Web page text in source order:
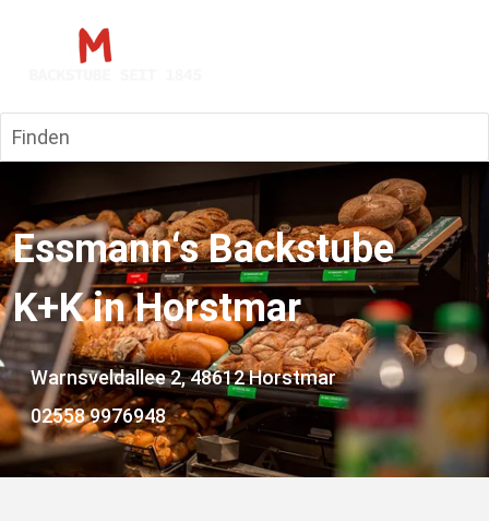
Finden
Essmann‘s Backstube
K+K in Horstmar
Warnsveldallee 2, 48612 Horstmar
02558 9976948